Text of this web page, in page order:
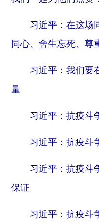
习近平：在这场
同心、舍生忘死、尊
习近平：我们要
量
习近平：抗疫斗
习近平：抗疫斗
习近平：抗疫斗
保证
习近平：抗疫斗